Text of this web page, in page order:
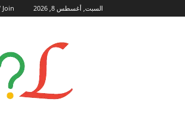
السبت, أغسطس 8, 2026